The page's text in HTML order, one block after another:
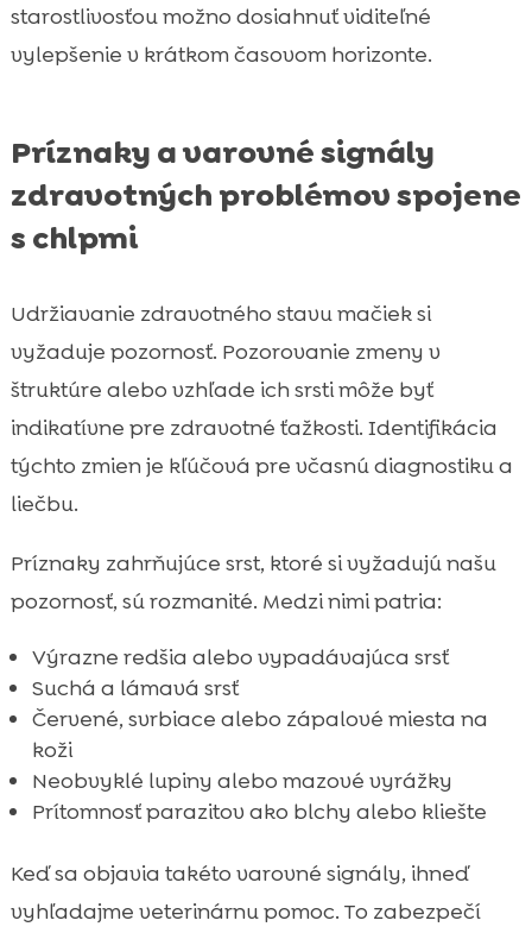
starostlivosťou možno dosiahnuť viditeľné
vylepšenie v krátkom časovom horizonte.
Príznaky a varovné signály
zdravotných problémov spojene
s chlpmi
Udržiavanie zdravotného stavu mačiek si
vyžaduje pozornosť. Pozorovanie zmeny v
štruktúre alebo vzhľade ich srsti môže byť
indikatívne pre zdravotné ťažkosti. Identifikácia
týchto zmien je kľúčová pre včasnú diagnostiku a
liečbu.
Príznaky zahrňujúce srst, ktoré si vyžadujú našu
pozornosť, sú rozmanité. Medzi nimi patria:
Výrazne redšia alebo vypadávajúca srsť
Suchá a lámavá srsť
Červené, svrbiace alebo zápalové miesta na
koži
Neobvyklé lupiny alebo mazové vyrážky
Prítomnosť parazitov ako blchy alebo kliešte
Keď sa objavia takéto varovné signály, ihneď
vyhľadajme veterinárnu pomoc. To zabezpečí